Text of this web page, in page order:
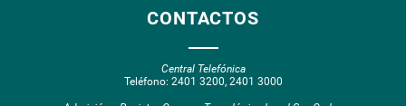
CONTACTOS
Central Telefónica
Teléfono: 2401 3200, 2401 3000